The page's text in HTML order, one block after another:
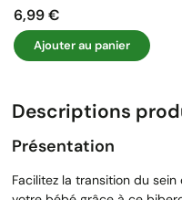
Prix
6,99 €
Ajouter au panier
Descriptions
Présentation
Facilitez la transition du